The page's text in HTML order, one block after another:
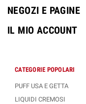
NEGOZI E PAGINE
IL MIO ACCOUNT
CATEGORIE POPOLARI
PUFF USA E GETTA
LIQUIDI CREMOSI